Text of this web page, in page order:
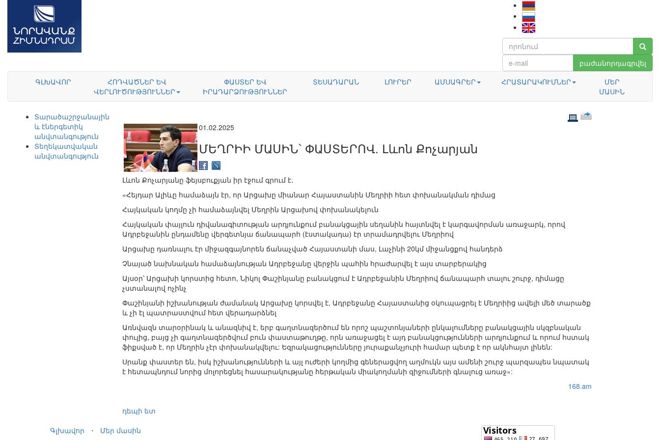
բաժանորդագրվել
ԳԼԽԱՎՈՐ
ՀՈԴՎԱԾՆԵՐ ԵՎ
ՎԵՐԼՈՒԾՈՒԹՅՈՒՆՆԵՐ
ՓԱՍՏԵՐ ԵՎ
ԻՐԱԴԱՐՁՈՒԹՅՈՒՆՆԵՐ
ՏԵՍԱԴԱՐԱՆ ԼՈՒՐԵՐ ԱՄՍԱԳՐԵՐ ՀՐԱՏԱՐԱԿՈՒՄՆԵՐ
ՄԵՐ
ՄԱՍԻՆ
Տարածաշրջանային
և էներգետիկ
անվտանգություն
Տեղեկատվական
անվտանգություն
01.02.2025
ՄԵՂՐԻԻ ՄԱՍԻՆ՝ ՓԱՍՏԵՐՈՎ. Լևոն Քոչարյան
Լևոն Քոչարյանը ֆեյսբուքյան իր էջում գրում է․
«Հեյդար Ալիևը համաձայն էր, որ Արցախը միանար Հայաստանին Մեղրիի հետ փոխանակման դիմաց
Հայկական կողմը չի համաձայնվել Մեղրին Արցախով փոխանակելուն
Հայկական փայլուն դիվանագիտության արդյունքում բանակցային սեղանին հայտնվել է կարգավորման առաջարկ, որով
Ադրբեջանին ընդամենը վերգետնյա ճանապարհ (էստակադա) էր տրամադրվելու Մեղրիով
Արցախը դառնալու էր միջազգայնորեն ճանաչված Հայաստանի մաս, Լաչինի 20կմ միջանցքով հանդերձ
Չնայած նախնական համաձայնության Ադրբեջանը վերջին պահին հրաժարվել է այս տարբերակից
Այսօր՝ Արցախի կորստից հետո, Նիկոլ Փաշինյանը բանակցում է Ադրբեջանին Մեղրիով ճանապարհ տալու շուրջ, դիմացը
չստանալով ոչինչ
Փաշինյանի իշխանության ժամանակ Արցախը կորսվել է, Ադրբեջանը Հայաստանից օկուպացրել է Մեղրիից ավելի մեծ տարածք
և չի էլ պատրաստվում հետ վերադարձնել
Առնվազն տարօրինակ և անազնիվ է, երբ գաղտնազերծում են որոշ պաշտոնյաների ընկալումները բանակցային սկզբնական
փուլից, բայց չի գաղտնազերծվում բուն փաստաթուղթը, որն առաջացել է այդ բանակցությունների արդյունքում և որում հստակ
ֆիքսված է, որ Մեղրին չէր փոխանակվելու: Եզրակացությունները յուրաքանչյուրի համար պետք է որ ակնհայտ լինեն:
Սրանք փաստեր են, իսկ իշխանությունների և այլ ուժերի կողմից գեներացվող աղմուկն այս ամենի շուրջ պարզապես նպատակ
է հետապնդում նորից մոլորեցնել հասարակությանը հերթական միակողմանի զիջումների գնալուց առաջ»:
168.am
դեպի ետ
Գլխավոր
⋅ Մեր մասին